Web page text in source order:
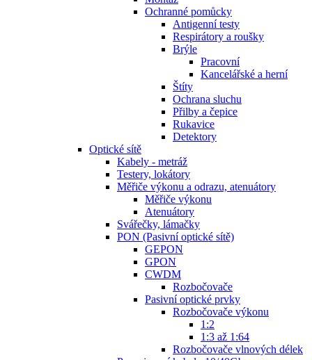
Ochranné pomůcky
Antigenní testy
Respirátory a roušky
Brýle
Pracovní
Kancelářské a herní
Štíty
Ochrana sluchu
Přilby a čepice
Rukavice
Detektory
Optické sítě
Kabely - metráž
Testery, lokátory
Měřiče výkonu a odrazu, atenuátory
Měřiče výkonu
Atenuátory
Svářečky, lámačky
PON (Pasivní optické sítě)
GEPON
GPON
CWDM
Rozbočovače
Pasivní optické prvky
Rozbočovače výkonu
1:2
1:3 až 1:64
Rozbočovače vlnových délek